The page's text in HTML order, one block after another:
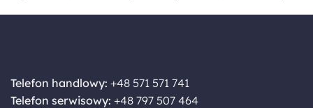
Telefon handlowy: +48 571 571 741
Telefon serwisowy: +48 797 507 464